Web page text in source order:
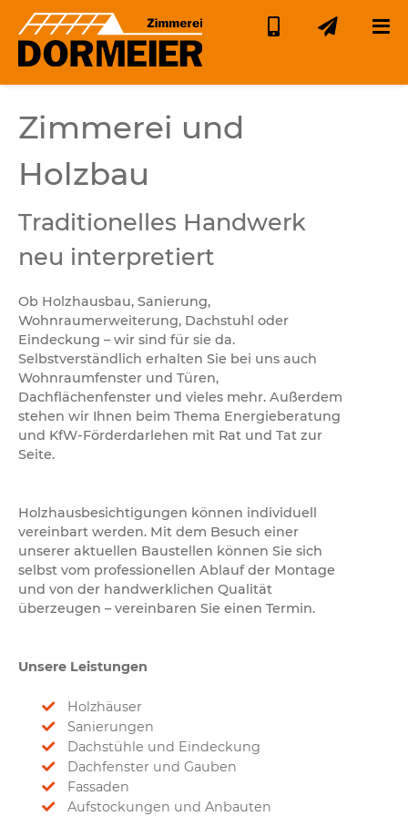
Zimmerei und
Holzbau
Traditionelles Handwerk
neu interpretiert
Ob Holzhausbau, Sanierung,
Wohnraumerweiterung, Dachstuhl oder
Eindeckung – wir sind für sie da.
Selbstverständlich erhalten Sie bei uns auch
Wohnraumfenster und Türen,
Dachflächenfenster und vieles mehr. Außerdem
stehen wir Ihnen beim Thema Energieberatung
und KfW-Förderdarlehen mit Rat und Tat zur
Seite.
Holzhausbesichtigungen können individuell
vereinbart werden. Mit dem Besuch einer
unserer aktuellen Baustellen können Sie sich
selbst vom professionellen Ablauf der Montage
und von der handwerklichen Qualität
überzeugen – vereinbaren Sie einen Termin.
Unsere Leistungen
Holzhäuser
Sanierungen
Dachstühle und Eindeckung
Dachfenster und Gauben
Fassaden
Aufstockungen und Anbauten